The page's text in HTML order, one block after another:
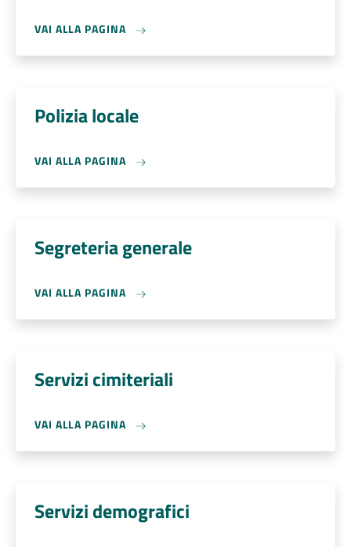
VAI ALLA PAGINA
Polizia locale
VAI ALLA PAGINA
Segreteria generale
VAI ALLA PAGINA
Servizi cimiteriali
VAI ALLA PAGINA
Servizi demografici